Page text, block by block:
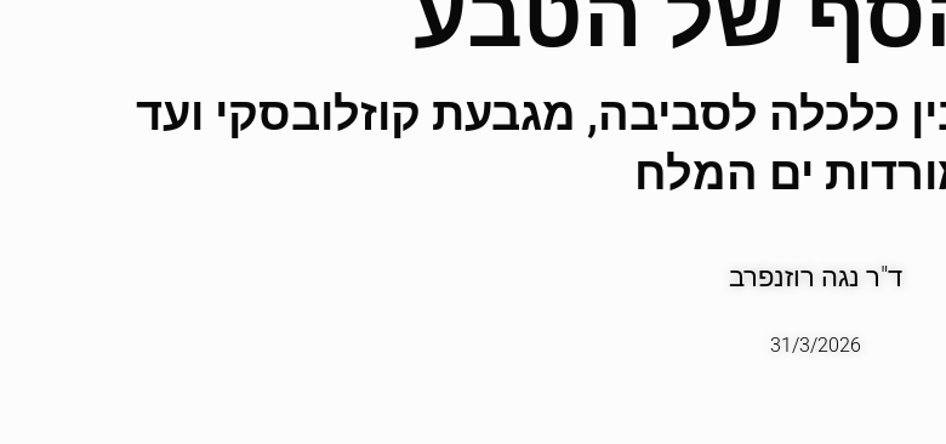
כלכלה לסביבה, מגבעת קוזלובסקי ועד
ים המלח
ד"ר נגה רוזנפרב
31/3/2026